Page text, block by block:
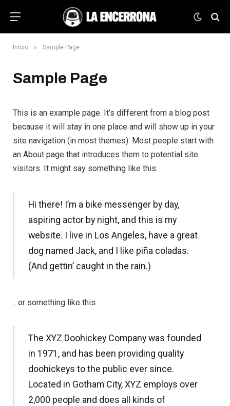
Inicio » Sample Page
Sample Page
This is an example page. It’s different from a blog post
because it will stay in one place and will show up in your
site navigation (in most themes). Most people start with
an About page that introduces them to potential site
visitors. It might say something like this:
Hi there! I’m a bike messenger by day,
aspiring actor by night, and this is my
website. I live in Los Angeles, have a great
dog named Jack, and I like piña coladas.
(And gettin’ caught in the rain.)
…or something like this:
The XYZ Doohickey Company was founded
in 1971, and has been providing quality
doohickeys to the public ever since.
Located in Gotham City, XYZ employs over
2,000 people and does all kinds of